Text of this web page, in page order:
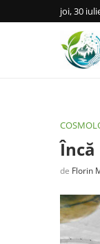
joi, 30
de Florin